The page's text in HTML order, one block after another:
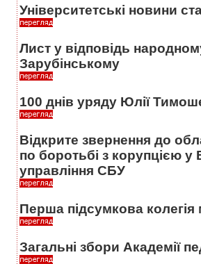
Університетські новини
Лист у відповідь
Зарубінському
100 днів уряду Юлії
Відкрите звернення до
по боротьбі з корупцією у
управління СБУ
Перша підсумкова колегія
Загальні збори Академії